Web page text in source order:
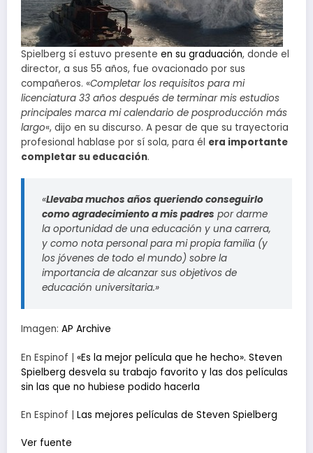
Spielberg sí estuvo presente en su graduación, donde el
director, a sus 55 años, fue ovacionado por sus
compañeros. «Completar los requisitos para mi
licenciatura 33 años después de terminar mis estudios
principales marca mi calendario de posproducción más
largo«, dijo en su discurso. A pesar de que su trayectoria
profesional hablase por sí sola, para él era importante
completar su educación.
«Llevaba muchos años queriendo conseguirlo
como agradecimiento a mis padres por darme
la oportunidad de una educación y una carrera,
y como nota personal para mi propia familia (y
los jóvenes de todo el mundo) sobre la
importancia de alcanzar sus objetivos de
educación universitaria.»
Imagen: AP Archive
En Espinof | «Es la mejor película que he hecho». Steven
Spielberg desvela su trabajo favorito y las dos películas
sin las que no hubiese podido hacerla
En Espinof | Las mejores películas de Steven Spielberg
Ver fuente